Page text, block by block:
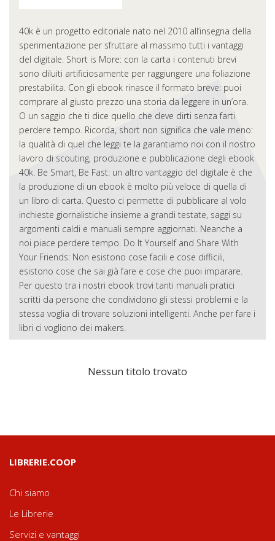
40k è un progetto editoriale nato nel 2010 all’insegna della
sperimentazione per sfruttare al massimo tutti i vantaggi
del digitale. Short is More: con la carta i contenuti brevi
sono diluiti artificiosamente per raggiungere una foliazione
prestabilita. Con gli ebook rinasce il formato breve: puoi
comprare al giusto prezzo una storia da leggere in un’ora.
O un saggio che ti dice quello che deve dirti senza farti
perdere tempo. Ricorda, short non significa che vale meno:
la qualità di quel che leggi te la garantiamo noi con il nostro
lavoro di scouting, produzione e pubblicazione degli ebook
40k. Be Smart, Be Fast: un altro vantaggio del digitale è che
la produzione di un ebook è molto più veloce di quella di
un libro di carta. Questo ci permette di pubblicare al volo
inchieste giornalistiche insieme a grandi testate, saggi su
argomenti caldi e manuali sempre aggiornati. Neanche a
noi piace perdere tempo. Do It Yourself and Share With
Your Friends: Non esistono cose facili e cose difficili,
esistono cose che sai già fare e cose che puoi imparare.
Per questo tra i nostri ebook trovi tanti manuali pratici
scritti da persone che condividono gli stessi problemi e la
stessa voglia di trovare soluzioni intelligenti. Anche per fare i
libri ci vogliono dei makers.
Nessun titolo trovato
LIBRERIE.COOP
Chi siamo
Le Librerie
Servizi e vantaggi